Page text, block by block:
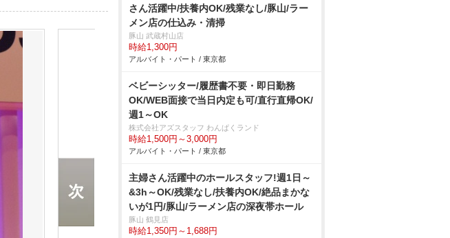
さん活躍中/扶養内OK/残業なし/豚山/ラー
メン店の仕込み・清掃
豚山 武蔵村山店
時給1,300円
アルバイト・パート / 東京都
ベビーシッター/履歴書不要・即日勤務
OK/WEB面接で当日内定も可/直行直帰OK/
週1～OK
株式会社アズスタッフ わんぱくランド
時給1,500円～3,000円
アルバイト・パート / 東京都
主婦さん活躍中のホールスタッフ!週1日～
&3h～OK/残業なし/扶養内OK/絶品まかな
いが1円/豚山/ラーメン店の深夜帯ホール
豚山 鶴見店
時給1,350円～1,688円